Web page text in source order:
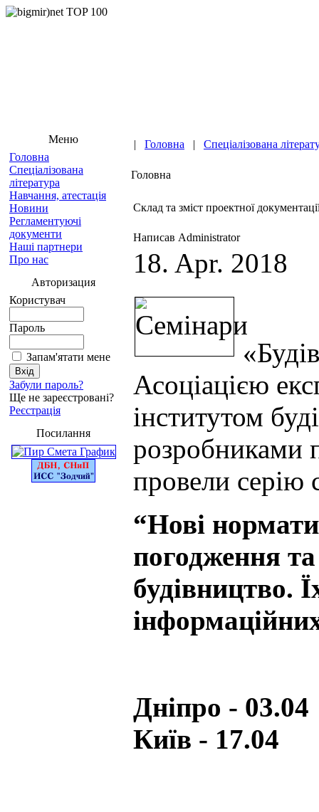
Меню
Головна
Спеціалізована
література
Навчання, атестація
Новини
Регламентуючі
документи
Наші партнери
Про нас
Авторизация
Користувач
Пароль
Запам'ятати мене
Забули пароль?
Ще не зареєстровані?
Реєстрація
Посилання
| Головна | Спеціалізована
Головна
Cклад та зміст проектної
Написав Administrator
18. Apr. 2018
Асоціацією
інститутом
розробниками
провели серію
“Нові
погодження та
будівництво.
Дніпро -
Київ - 17.04